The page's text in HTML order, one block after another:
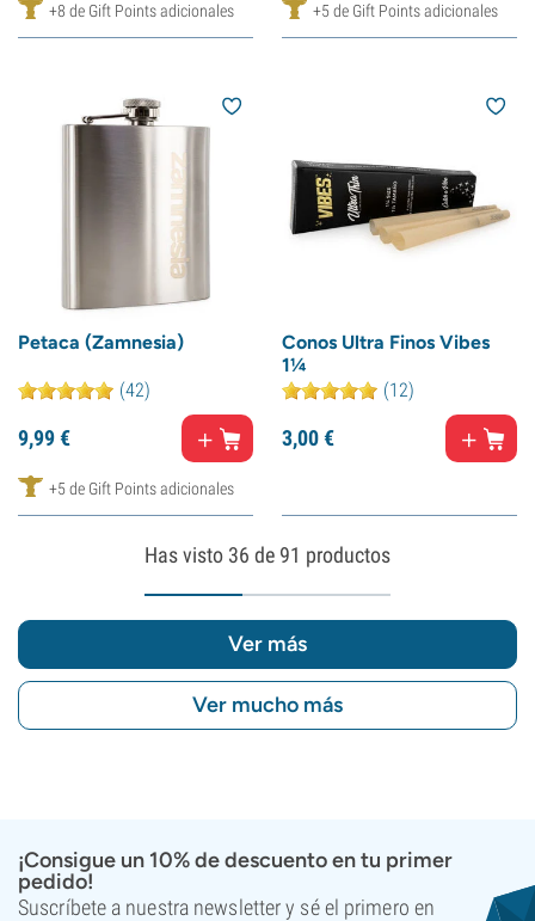
+8 de Gift Points adicionales +5 de Gift Points adicionales
Petaca (Zamnesia)
(42)
9,99€
+5 de Gift Points adicionales
Conos Ultra Finos Vibes
1¼
(12)
3,00€
Has visto 36 de 91 productos
Ver más
Ver mucho más
¡Consigue un 10% de descuento en tu primer
pedido!
Suscríbete a nuestra newsletter y sé el primero en